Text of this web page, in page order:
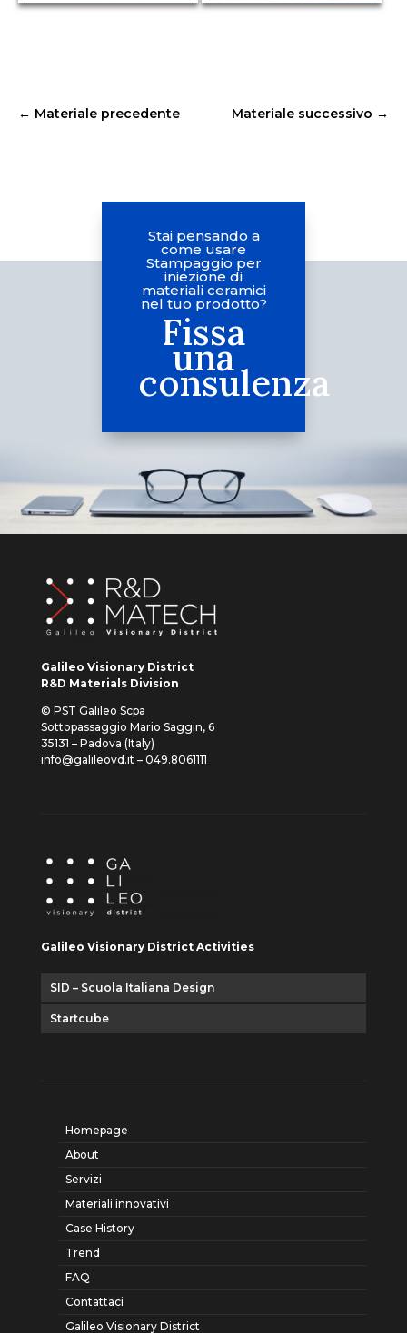
← Materiale precedente Materiale successivo →
Stai pensando a
come usare
Stampaggio per
iniezione di
materiali ceramici
nel tuo prodotto?
Fissa
una
consulenza
Galileo Visionary District
R&D Materials Division
© PST Galileo Scpa
Sottopassaggio Mario Saggin, 6
35131 – Padova (Italy)
info@galileovd.it – 049.8061111
Galileo Visionary District Activities
SID – Scuola Italiana Design
Startcube
Homepage
About
Servizi
Materiali innovativi
Case History
Trend
FAQ
Contattaci
Galileo Visionary District